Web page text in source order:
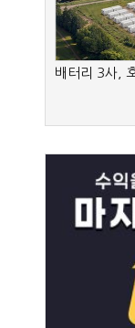
배터리 3사,